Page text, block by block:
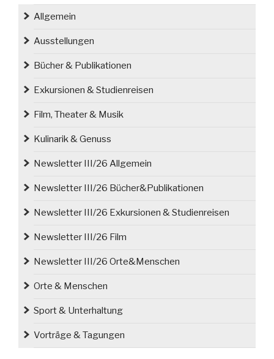
Allgemein
Ausstellungen
Bücher & Publikationen
Exkursionen & Studienreisen
Film, Theater & Musik
Kulinarik & Genuss
Newsletter III/26 Allgemein
Newsletter III/26 Bücher&Publikationen
Newsletter III/26 Exkursionen & Studienreisen
Newsletter III/26 Film
Newsletter III/26 Orte&Menschen
Orte & Menschen
Sport & Unterhaltung
Vorträge & Tagungen